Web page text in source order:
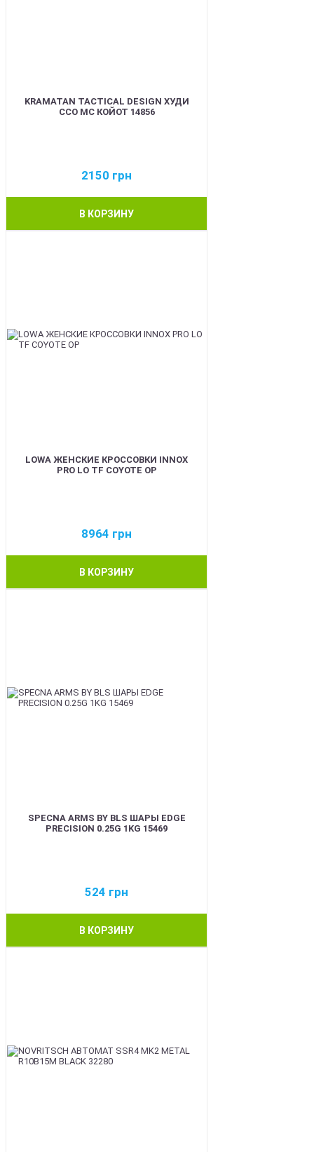
KRAMATAN TACTICAL DESIGN ХУДИ
ССО МС КОЙОТ 14856
2150 грн
В КОРЗИНУ
LOWA ЖЕНСКИЕ КРОССОВКИ INNOX
PRO LO TF COYOTE OP
8964 грн
В КОРЗИНУ
SPECNA ARMS BY BLS ШАРЫ EDGE
PRECISION 0.25G 1KG 15469
524 грн
В КОРЗИНУ